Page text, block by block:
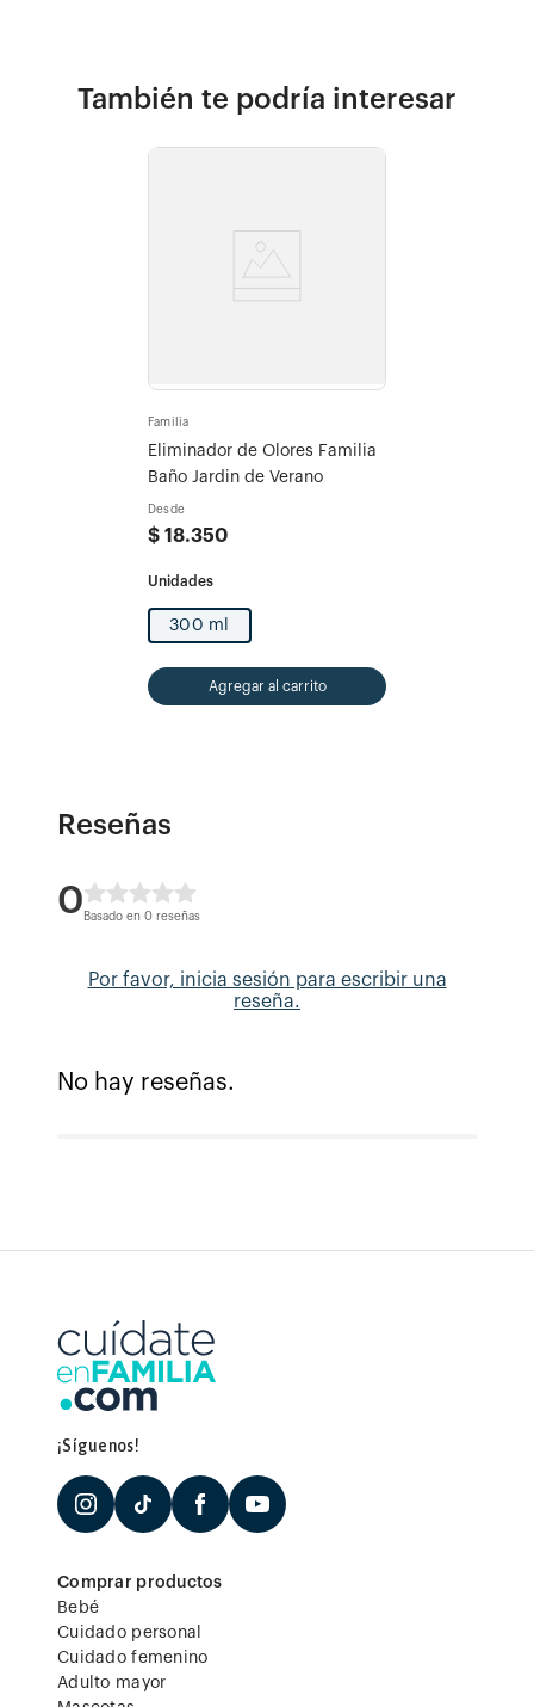
También te podría interesar
Familia
Eliminador de Olores Familia
Baño Jardin de Verano
Desde
$ 18.350
300 ml
Agregar al carrito
Reseñas
0 Basado en 0 reseñas
Por favor, inicia sesión para escribir una
reseña.
No hay reseñas.
¡Síguenos!
Comprar productos
Bebé
Cuidado personal
Cuidado femenino
Adulto mayor